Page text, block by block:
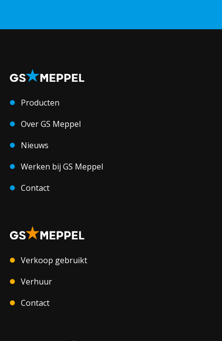
Producten
Over GS Meppel
Nieuws
Werken bij GS Meppel
Contact
Verkoop gebruikt
Verhuur
Contact